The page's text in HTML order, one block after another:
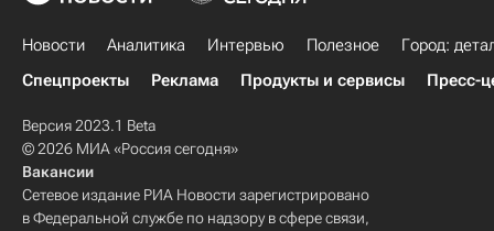
Новости Аналитика Интервью Полезное
Город:
Спецпроекты
Реклама Продукты и сервисы Пресс-
Версия 2023.1 Beta
© 2026 МИА «Россия сегодня»
Вакансии
Сетевое издание РИА Новости зарегистрировано
в Федеральной службе по надзору в сфере связи,